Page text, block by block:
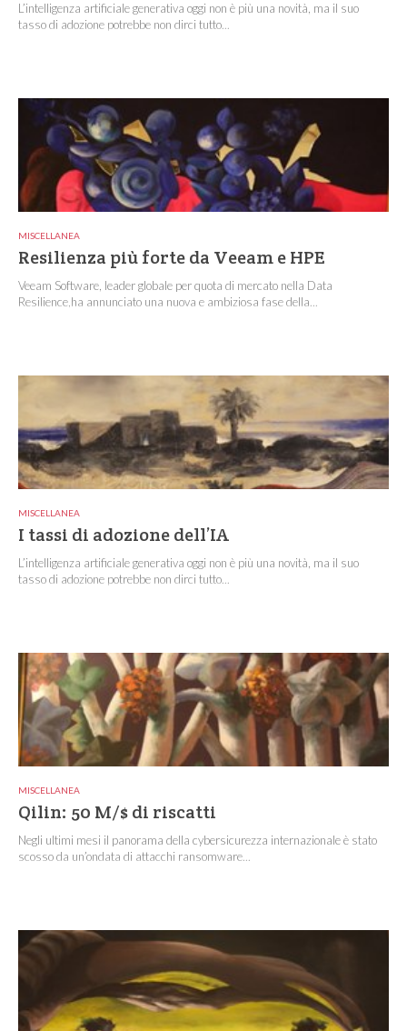
L’intelligenza artificiale generativa oggi non è più una novità, ma il suo
tasso di adozione potrebbe non dirci tutto...
MISCELLANEA
Resilienza più forte da Veeam e HPE
Veeam Software, leader globale per quota di mercato nella Data
Resilience,ha annunciato una nuova e ambiziosa fase della...
MISCELLANEA
I tassi di adozione dell’IA
L’intelligenza artificiale generativa oggi non è più una novità, ma il suo
tasso di adozione potrebbe non dirci tutto...
MISCELLANEA
Qilin: 50 M/$ di riscatti
Negli ultimi mesi il panorama della cybersicurezza internazionale è stato
scosso da un’ondata di attacchi ransomware...